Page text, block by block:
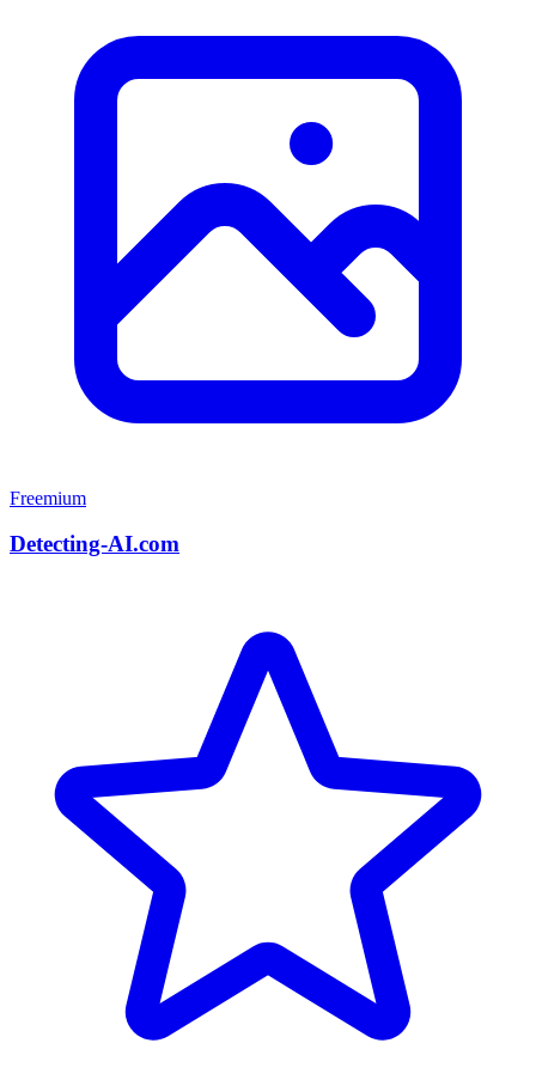
Freemium
Detecting-AI.com